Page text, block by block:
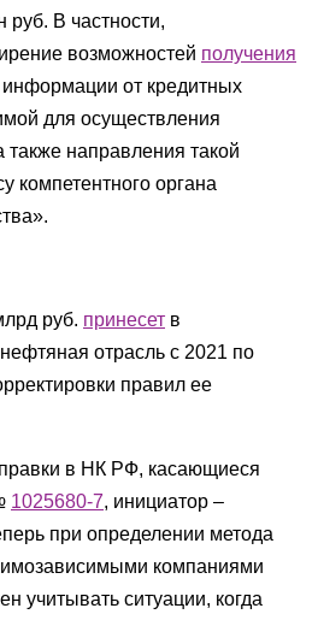
руб. В частности,
возможностей получения
от кредитных
для осуществления
также направления такой
компетентного органа
руб. принесет в
отрасль с 2021 по
правил ее
в НК РФ, касающиеся
1025680-7, инициатор –
при определении метода
компаниями
учитывать ситуации, когда